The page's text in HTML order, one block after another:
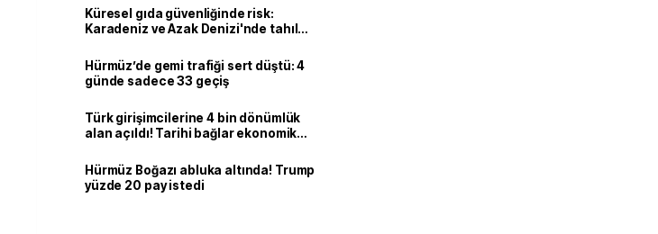
Küresel gıda güvenliğinde risk:
Karadeniz ve Azak Denizi'nde tahıl
Hürmüz’de gemi trafiği sert düştü: 4
günde sadece 33 geçiş
Türk girişimcilerine 4 bin dönümlük
alan açıldı! Tarihi bağlar ekonomik
Hürmüz Boğazı abluka altında! Trump
yüzde 20 pay istedi